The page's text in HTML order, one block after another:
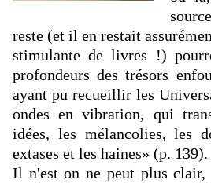
reste (et il en restait
stimulante de livres !)
profondeurs des trésors
ayant pu recueillir les
ondes en vibration, qui
idées, les mélancolies, les
extases et les haines» (p. 139).
Il n'est on ne peut plus clair,